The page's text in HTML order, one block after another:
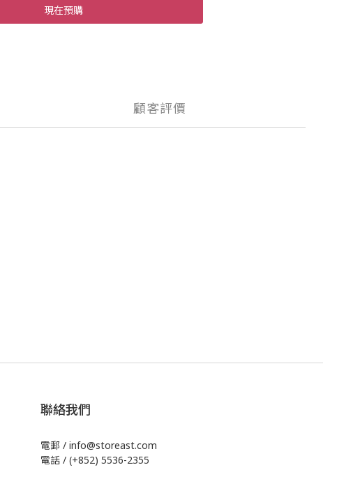
現在預購
顧客評價
聯絡我們
電郵 / info@storeast.com
電話 / (+852) 5536-2355